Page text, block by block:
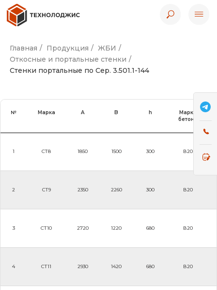
Главная / Продукция / ЖБИ /
Откосные и портальные стенки /
Стенки портальные по Сер. 3.501.1-144
№ Марка A B h
Марка
бетона
1 СТ8 1850 1500 300 В20
2 СТ9 2350 2260 300 В20
3 СТ10 2720 1220 680 В20
4 СТ11 2930 1420 680 В20